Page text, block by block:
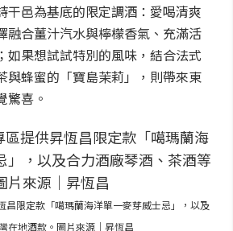
干邑為基底的限定調酒：愛喝清爽
融合薑汁汽水與檸檬香氣、充滿活
如果想試試特別的風味，結合法式
與蜂蜜的「寶島茉莉」，則帶來東
驚喜。
昌限定款「噶瑪蘭海洋單一麥芽威士忌」，以及
在地酒款。圖片來源｜昇恆昌